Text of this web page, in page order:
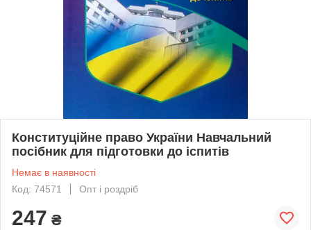
Конституційне право України Навчальний
посібник для підготовки до іспитів
Немає в наявності
Код: 74571
Опт і роздріб
247 ₴